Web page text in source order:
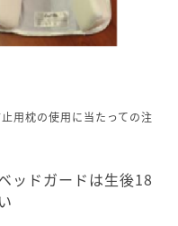
用枕の使用に当たっての注
ッドガードは生後18